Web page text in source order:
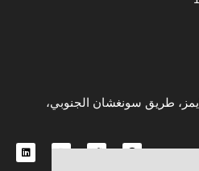
تايمز، طريق سونغشان الجنوبي،